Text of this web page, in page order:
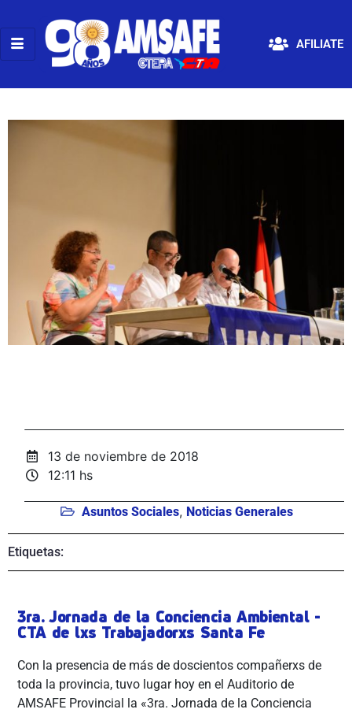
AFILIATE
13 de noviembre de 2018
12:11 hs
Asuntos Sociales, Noticias Generales
Etiquetas:
3ra. Jornada de la Conciencia Ambiental -
CTA de lxs Trabajadorxs Santa Fe
Con la presencia de más de doscientos compañerxs de
toda la provincia, tuvo lugar hoy en el Auditorio de
AMSAFE Provincial la «3ra. Jornada de la Conciencia